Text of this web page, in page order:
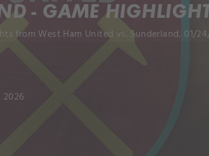
- GAME
from West Ham United vs. Sunderland, 01/
2026